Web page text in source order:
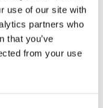
use of our site with
partners who
that you’ve
from your use
aivan uudelle tasolle.
käytettäviä
sijainti. Menussa
kotimaiset järvikalat